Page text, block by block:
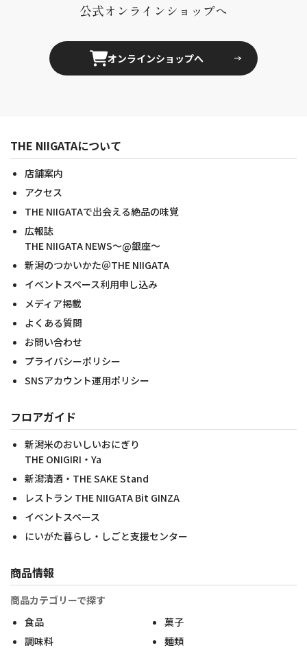
公式オンラインショップへ
オンラインショップへ
THE NIIGATAについて
店舗案内
アクセス
THE NIIGATAで出会える絶品の味覚
広報誌
THE NIIGATA NEWS～@銀座～
新潟のつかいかた＠THE NIIGATA
イベントスペース利用申し込み
メディア掲載
よくある質問
お問い合わせ
プライバシーポリシー
SNSアカウント運用ポリシー
フロアガイド
新潟米のおいしいおにぎり
THE ONIGIRI・Ya
新潟清酒・THE SAKE Stand
レストラン THE NIIGATA Bit GINZA
イベントスペース
にいがた暮らし・しごと支援センター
商品情報
商品カテゴリーで探す
食品
菓子
調味料
麺類